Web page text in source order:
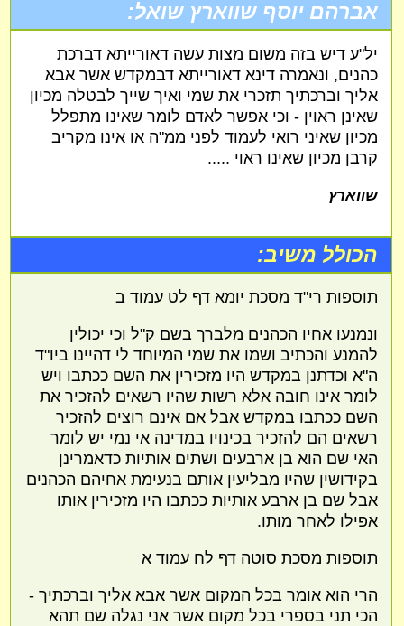
אברהם יוסף שווארץ שואל:
יל"ע דיש בזה משום מצות עשה דאורייתא דברכת
כהנים, ונאמרה דינא דאורייתא דבמקדש אשר אבא
אליך וברכתיך תזכרי את שמי ואיך שייך לבטלה מכיון
שאינן ראוין - וכי אפשר לאדם לומר שאינו מתפלל
מכיון שאיני רואי לעמוד לפני ממ"ה או אינו מקריב
קרבן מכיון שאינו ראוי .....
שווארץ
הכולל משיב:
תוספות רי"ד מסכת יומא דף לט עמוד ב
ונמנעו אחיו הכהנים מלברך בשם ק"ל וכי יכולין
להמנע והכתיב ושמו את שמי המיוחד לי דהיינו ביו"ד
ה"א וכדתנן במקדש היו מזכירין את השם ככתבו ויש
לומר אינו חובה אלא רשות שהיו רשאים להזכיר את
השם ככתבו במקדש אבל אם אינם רוצים להזכיר
רשאים הם להזכיר בכינויו במדינה אי נמי יש לומר
האי שם הוא בן ארבעים ושתים אותיות כדאמרינן
בקידושין שהיו מבליעין אותם בנעימת אחיהם הכהנים
אבל שם בן ארבע אותיות ככתבו היו מזכירין אותו
אפילו לאחר מותו.
תוספות מסכת סוטה דף לח עמוד א
הרי הוא אומר בכל המקום אשר אבא אליך וברכתיך -
הכי תני בספרי בכל מקום אשר אני נגלה שם תהא